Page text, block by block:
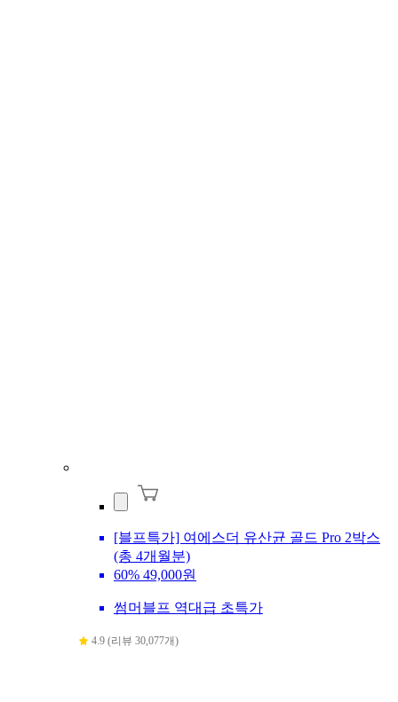
[블프특가] 여에스더 유산균 골드 Pro 2박스
(총 4개월분)
60% 49,000원
썸머블프 역대급 초특가
4.9 (리뷰 30,077개)